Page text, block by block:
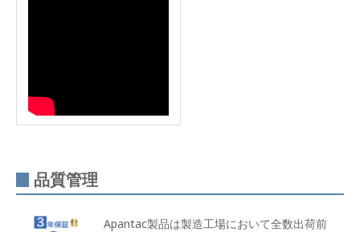
品質管理
Apantac製品は製造工場において全数出荷前